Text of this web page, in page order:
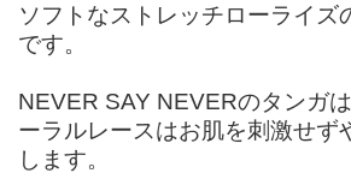
ソフトなストレッチローライズ
です。
NEVER SAY NEVERのタンガ
ーラルレースはお肌を刺激せず
します。